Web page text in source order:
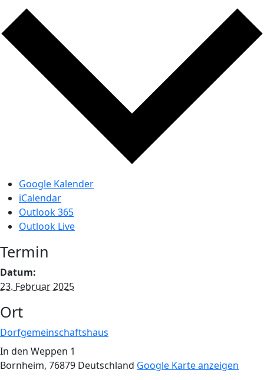
Google Kalender
iCalendar
Outlook 365
Outlook Live
Termin
Datum:
23. Februar 2025
Ort
Dorfgemeinschaftshaus
In den Weppen 1
Bornheim, 76879 Deutschland Google Karte anzeigen